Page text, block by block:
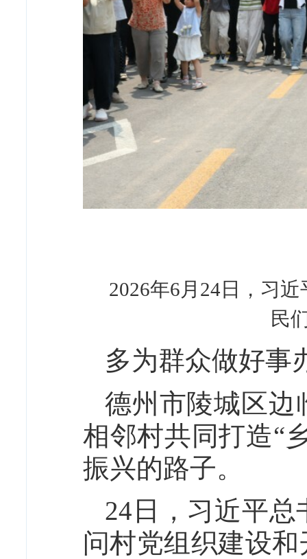
2026年6月24日，习
民
多为群众做好事
德州市陵城区边
相邻村共同打造“
振兴的路子。
24日，习近平
问村党组织建设